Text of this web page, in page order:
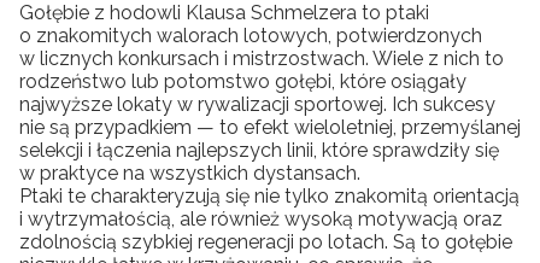
Gołębie z hodowli Klausa Schmelzera to ptaki
o znakomitych walorach lotowych, potwierdzonych
w licznych konkursach i mistrzostwach. Wiele z nich to
rodzeństwo lub potomstwo gołębi, które osiągały
najwyższe lokaty w rywalizacji sportowej. Ich sukcesy
nie są przypadkiem — to efekt wieloletniej, przemyślanej
selekcji i łączenia najlepszych linii, które sprawdziły się
w praktyce na wszystkich dystansach.
Ptaki te charakteryzują się nie tylko znakomitą orientacją
i wytrzymałością, ale również wysoką motywacją oraz
zdolnością szybkiej regeneracji po lotach. Są to gołębie